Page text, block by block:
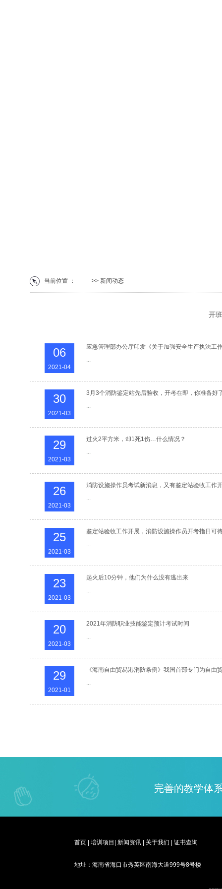
当前位置 ： >> 新闻动态
开
06
2021-04
应急管理部办公厅印发《关于加强安全生产执法工
...
30
2021-03
3月3个消防鉴定站先后验收，开考在即，你准备好
...
29
2021-03
过火2平方米，却1死1伤…什么情况？
...
26
2021-03
消防设施操作员考试新消息，又有鉴定站验收工作
...
25
2021-03
鉴定站验收工作开展，消防设施操作员开考指日可
...
23
2021-03
起火后10分钟，他们为什么没有逃出来
...
20
2021-03
2021年消防职业技能鉴定预计考试时间
...
29
2021-01
《海南自由贸易港消防条例》​我国首部专门为自由
...
完善的教学
首页 培训项目 新闻资讯 关于我们 证书查询
地址：海南省海口市秀英区南海大道999号8号楼